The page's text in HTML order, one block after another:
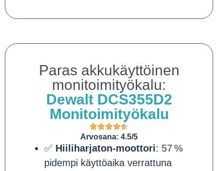
Paras akkukäyttöinen
monitoimityökalu:
Dewalt DCS355D2
Monitoimityökalu
Arvosana: 4.5/5
✅ Hiiliharjaton-moottori: 57 %
pidempi käyttöaika verrattuna